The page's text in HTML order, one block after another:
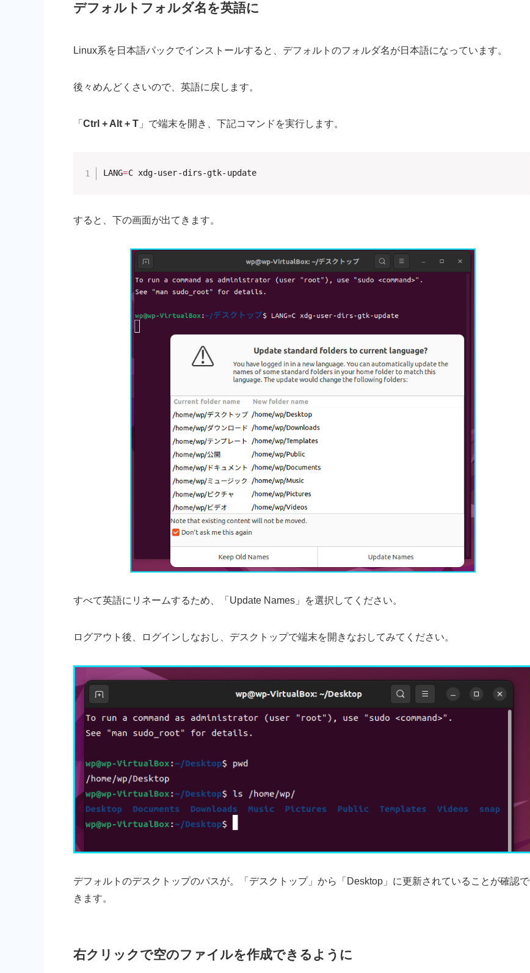
デフォルトフォルダ名を英語に
Linux系を日本語パックでインストールすると、デフォルトのフォルダ名が日本語になっています。
後々めんどくさいので、英語に戻します。
「 Ctrl + Alt + T 」で端末を開き、下記コマンドを実行します。
LANG=C xdg-user-dirs-gtk-update
すると、下の画面が出てきます。
すべて英語にリネームするため、「Update Names」を選択してください。
ログアウト後、ログインしなおし、デスクトップで端末を開きなおしてみてください。
デフォルトのデスクトップのパスが。「デスクトップ」から「Desktop」に更新されていることが確認で
きます。
右クリックで空のファイルを作成できるように